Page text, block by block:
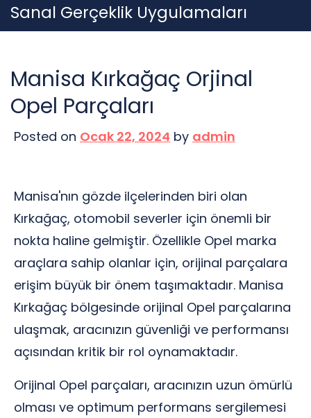
Skip
to
Sanal Gerçeklik Uygulamaları
Manisa Kırkağaç Orjinal
Opel Parçaları
Posted on Ocak 22, 2024 by admin
Manisa'nın gözde ilçelerinden biri olan
Kırkağaç, otomobil severler için önemli bir
nokta haline gelmiştir. Özellikle Opel marka
araçlara sahip olanlar için, orijinal parçalara
erişim büyük bir önem taşımaktadır. Manisa
Kırkağaç bölgesinde orijinal Opel parçalarına
ulaşmak, aracınızın güvenliği ve performansı
açısından kritik bir rol oynamaktadır.
Orijinal Opel parçaları, aracınızın uzun ömürlü
olması ve optimum performans sergilemesi